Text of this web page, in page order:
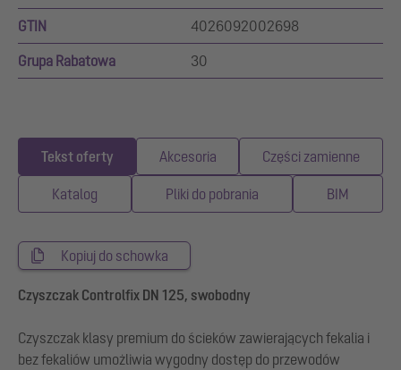
GTIN 4026092002698
Grupa Rabatowa 30
Tekst oferty Akcesoria Części zamienne
Katalog Pliki do pobrania BIM
Kopiuj do schowka
Czyszczak Controlfix DN 125, swobodny
Czyszczak klasy premium do ścieków zawierających fekalia i
bez fekaliów umożliwia wygodny dostęp do przewodów